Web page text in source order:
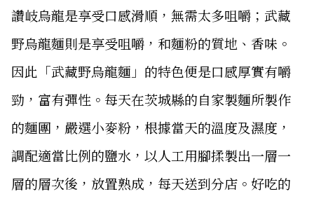
讚岐烏龍是享受口感滑順，無需太多咀嚼；武藏
野烏龍麵則是享受咀嚼，和麵粉的質地、香味。
因此「武藏野烏龍麵」的特色便是口感厚實有嚼
勁，富有彈性。每天在茨城縣的自家製麵所製作
的麵團，嚴選小麥粉，根據當天的溫度及濕度，
調配適當比例的鹽水，以人工用腳揉製出一層一
層的層次後，放置熟成，每天送到分店。好吃的